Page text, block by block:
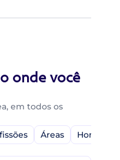
onde você
em todos os
Áreas Home-